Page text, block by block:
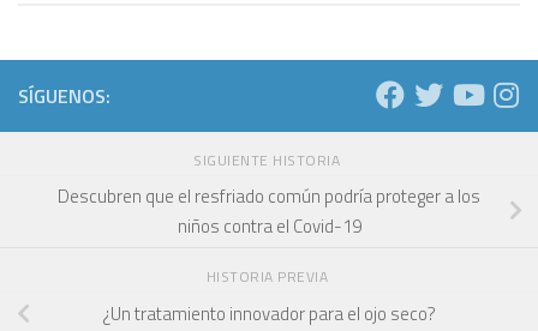
SÍGUENOS:
SIGUIENTE HISTORIA
Descubren que el resfriado común podría proteger a los
niños contra el Covid-19
HISTORIA PREVIA
¿Un tratamiento innovador para el ojo seco?